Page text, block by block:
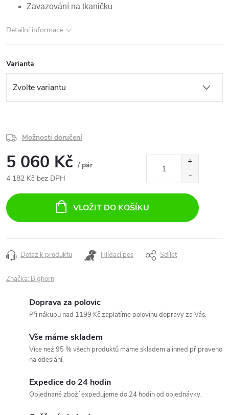
Zavazování na tkaničku
Detailní informace
Varianta
Možnosti doručení
5 060 Kč / pár
4 182 Kč bez DPH
cena:
VLOŽIT DO KOŠÍKU
Dotaz k produktu Hlídací pes Sdílet
Značka: Bighorn
Doprava za polovic
Při nákupu nad 1199 Kč zaplatíme polovinu dopravy za Vás.
Vše máme skladem
Více než 95 % všech produktů máme skladem a ihned připraveno
na odeslání.
Expedice do 24 hodin
Objednané zboží expedujeme do 24 hodin od objednávky.